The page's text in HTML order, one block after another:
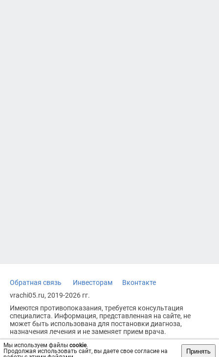
Мы используем файлы cookie.
Продолжая использовать сайт, вы даете свое согласие на
Принять
Обратная связь Инвесторам
Вконтакте
vrachi05.ru, 2019-2026 гг.
Имеются противопоказания, требуется консультация
специалиста. Информация, представленная на сайте, не
может быть использована для постановки диагноза,
назначения лечения и не заменяет прием врача.
Возрастное ограничение: 18+